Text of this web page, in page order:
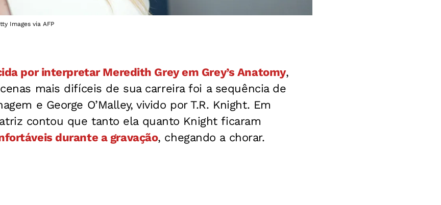
Images via AFP
por interpretar Meredith Grey em Grey’s Anatomy,
mais difíceis de sua carreira foi a sequência de
e George O’Malley, vivido por T.R. Knight. Em
contou que tanto ela quanto Knight ficaram
durante a gravação, chegando a chorar.